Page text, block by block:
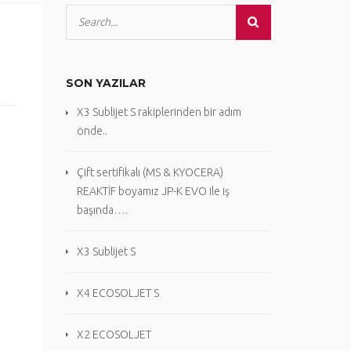
SON YAZILAR
X3 Sublijet S rakiplerinden bir adım
önde..
Çift sertifikalı (MS & KYOCERA)
REAKTİF boyamız JP-K EVO ile iş
başında….
X3 Sublijet S
X4 ECOSOLJET S
X2 ECOSOLJET